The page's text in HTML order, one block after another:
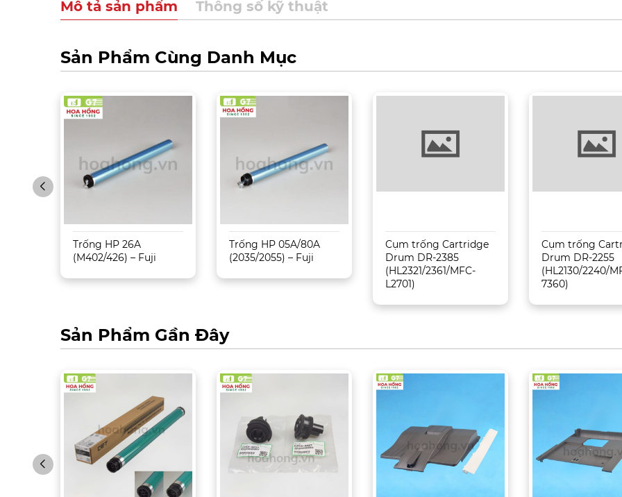
Mô tả sản phẩm Thông số kỹ thuật
Sản Phẩm Cùng Danh Mục
Trống HP 26A
(M402/426) – Fuji
Trống HP 05A/80A
(2035/2055) – Fuji
Cụm trống Cartridge
Drum DR-2385
(HL2321/2361/MFC-
L2701)
Cụm trống
Drum DR-2255
(HL2130/2240/
7360)
Sản Phẩm Gần Đây